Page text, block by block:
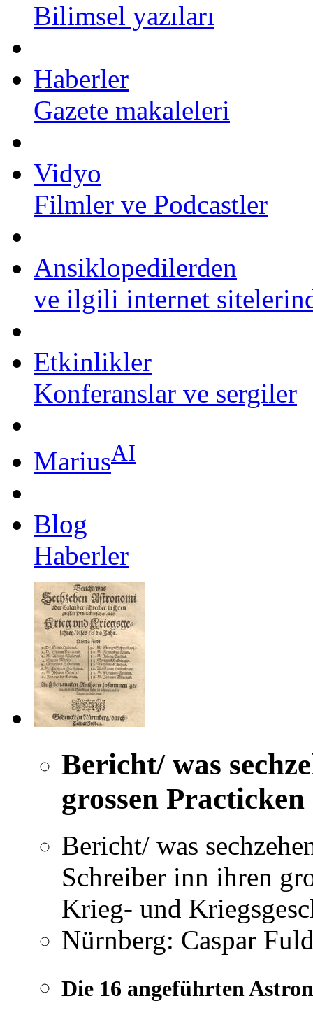
Bilimsel yazıları
Haberler
Gazete makaleleri
Vidyo
Filmler ve Podcastler
Ansiklopedilerden
ve ilgili internet
Etkinlikler
Konferanslar ve sergiler
MariusAI
Blog
Haberler
Bericht/ was
grossen
Bericht/ was
Schreiber inn ihren
Krieg- und
Nürnberg: Caspar
Die 16 angeführten